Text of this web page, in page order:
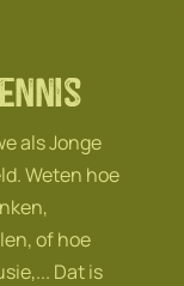
als Jonge
Weten hoe
of hoe
Dat is